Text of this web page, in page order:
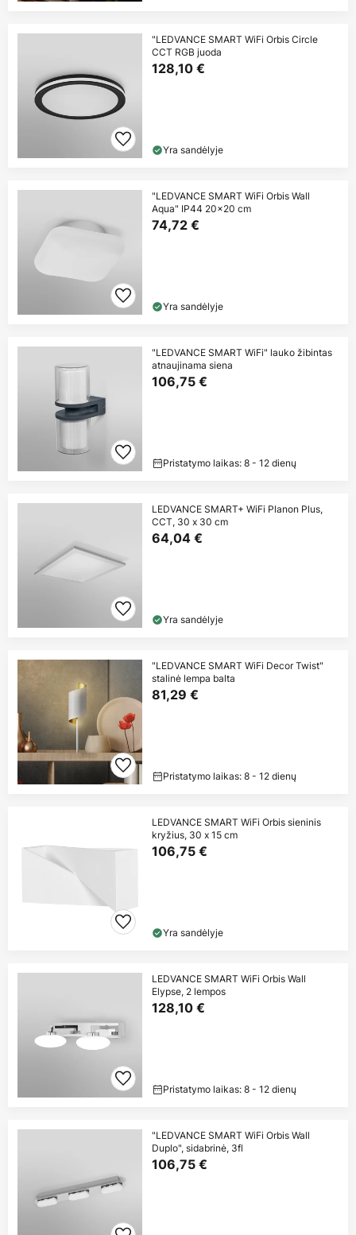
"LEDVANCE SMART WiFi Orbis Circle
CCT RGB juoda
128,10 €
Yra sandėlyje
"LEDVANCE SMART WiFi Orbis Wall
Aqua" IP44 20x20 cm
74,72 €
Yra sandėlyje
"LEDVANCE SMART WiFi" lauko žibintas
atnaujinama siena
106,75 €
Pristatymo laikas: 8 - 12 dienų
LEDVANCE SMART+ WiFi Planon Plus,
CCT, 30 x 30 cm
64,04 €
Yra sandėlyje
"LEDVANCE SMART WiFi Decor Twist"
stalinė lempa balta
81,29 €
Pristatymo laikas: 8 - 12 dienų
LEDVANCE SMART WiFi Orbis sieninis
kryžius, 30 x 15 cm
106,75 €
Yra sandėlyje
LEDVANCE SMART WiFi Orbis Wall
Elypse, 2 lempos
128,10 €
Pristatymo laikas: 8 - 12 dienų
"LEDVANCE SMART WiFi Orbis Wall
Duplo", sidabrinė, 3fl
106,75 €